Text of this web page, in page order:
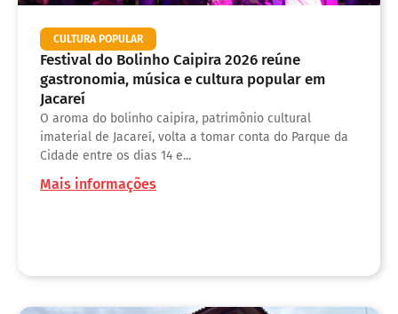
CULTURA POPULAR
Festival do Bolinho Caipira 2026 reúne
gastronomia, música e cultura popular em
Jacareí
O aroma do bolinho caipira, patrimônio cultural
imaterial de Jacareí, volta a tomar conta do Parque da
Cidade entre os dias 14 e...
Mais informações